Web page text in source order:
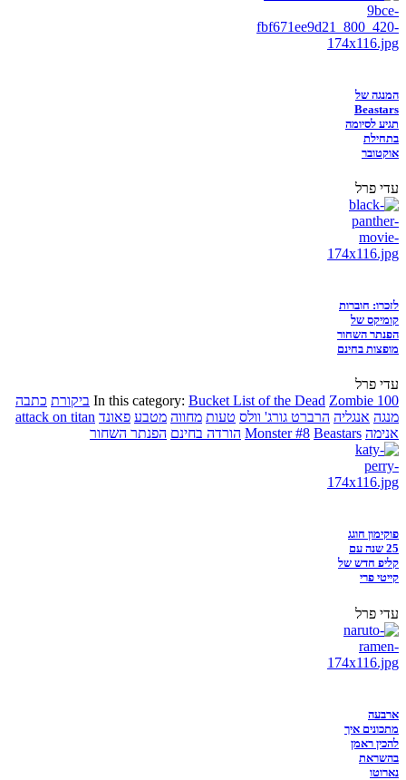
המנגה של
Beastars
תגיע לסיומה
בתחילת
אוקטובר
עדי פרל
לזכרו: חוברות
קומיקס של
הפנתר השחור
מופצות בחינם
עדי פרל
In this category: Bucket List of the Dead Zombie 100 ביקורת כתבה
מנגה אנגליה הרברט גורג' וולס טעות מחווה מטבע פאונד attack on titan
אנימה
Monster #8 Beastars הורדה בחינם הפנתר השחור
פוקימון חוגג
25 שנה עם
קליפ חדש של
קייטי פרי
עדי פרל
ארבעה
מתכונים איך
להכין ראמן
בהשראת
נארוטו